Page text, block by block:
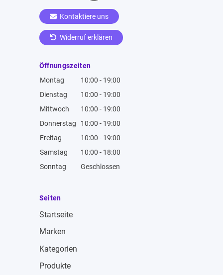
Kontaktiere uns
Widerruf erklären
Öffnungszeiten
Montag
10:00 - 19:00
Dienstag
10:00 - 19:00
Mittwoch
10:00 - 19:00
Donnerstag
10:00 - 19:00
Freitag
10:00 - 19:00
Samstag
10:00 - 18:00
Sonntag
Geschlossen
Seiten
Startseite
Marken
Kategorien
Produkte